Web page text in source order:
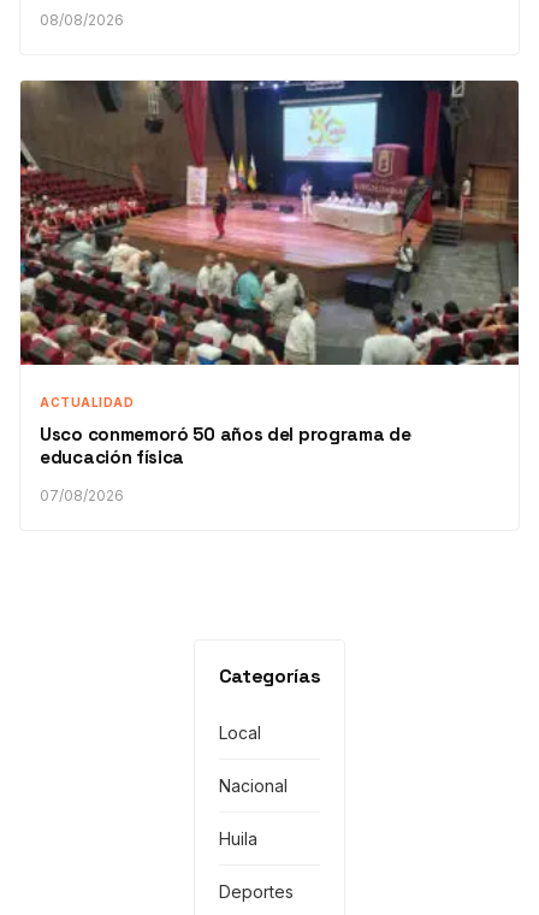
08/08/2026
ACTUALIDAD
Usco conmemoró 50 años del programa de
educación física
07/08/2026
Categorías
Local
Nacional
Huila
Deportes